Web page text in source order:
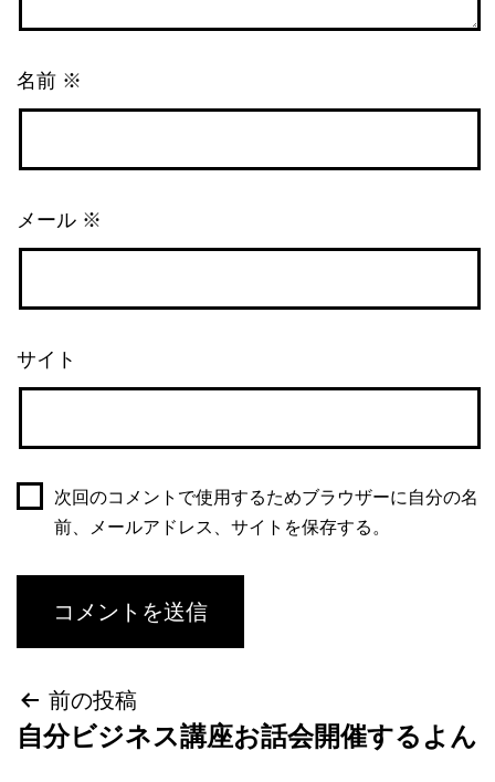
名前 ※
メール ※
サイト
次回のコメントで使用するためブラウザーに自分の名
前、メールアドレス、サイトを保存する。
投
稿
前の投稿
自分ビジネス講座お話会開催するよん